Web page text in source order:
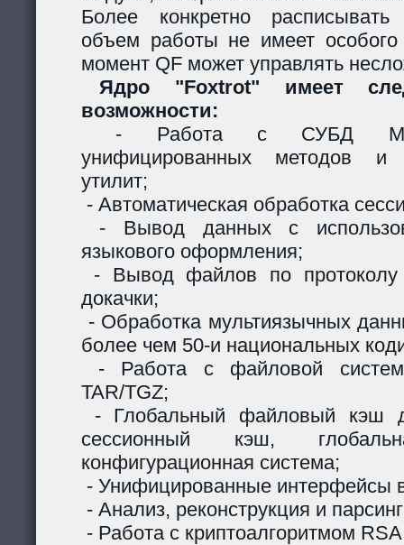
Более конкретно
объем работы не имеет
момент QF может управлять
Ядро "Foxtrot" имеет
возможности:
- Работа с СУБД
унифицированных методов и
утилит;
- Автоматическая обработка
- Вывод данных с
языкового оформления;
- Вывод файлов по
докачки;
- Обработка мультиязычных
более чем 50-и национальных
- Работа с файловой
TAR/TGZ;
- Глобальный файловый кэш
сессионный кэш,
конфигурационная система;
- Унифицированные интерфейсы
- Анализ, реконструкция и
- Работа с криптоалгоритмом